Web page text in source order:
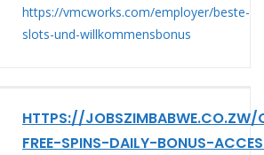
https://vmcworks.com/employer/beste-
slots-und-willkommensbonus
HTTPS://
FREE-SPINS-DAILY-BONUS-